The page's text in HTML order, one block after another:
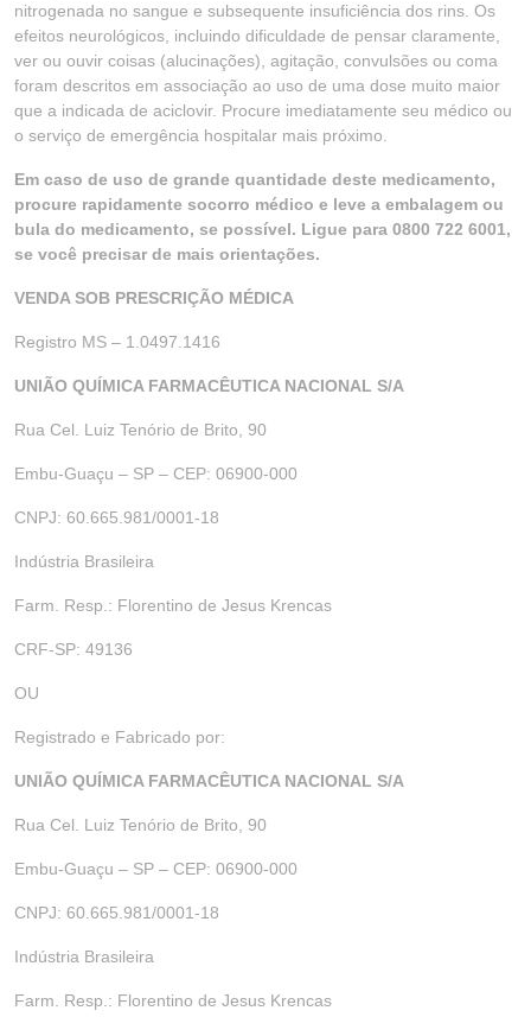
nitrogenada no sangue e subsequente insuficiência dos rins. Os
efeitos neurológicos, incluindo dificuldade de pensar claramente,
ver ou ouvir coisas (alucinações), agitação, convulsões ou coma
foram descritos em associação ao uso de uma dose muito maior
que a indicada de aciclovir. Procure imediatamente seu médico ou
o serviço de emergência hospitalar mais próximo.
Em caso de uso de grande quantidade deste medicamento,
procure rapidamente socorro médico e leve a embalagem ou
bula do medicamento, se possível. Ligue para 0800 722 6001,
se você precisar de mais orientações.
VENDA SOB PRESCRIÇÃO MÉDICA
Registro MS – 1.0497.1416
UNIÃO QUÍMICA FARMACÊUTICA NACIONAL S/A
Rua Cel. Luiz Tenório de Brito, 90
Embu-Guaçu – SP – CEP: 06900-000
CNPJ: 60.665.981/0001-18
Indústria Brasileira
Farm. Resp.: Florentino de Jesus Krencas
CRF-SP: 49136
OU
Registrado e Fabricado por:
UNIÃO QUÍMICA FARMACÊUTICA NACIONAL S/A
Rua Cel. Luiz Tenório de Brito, 90
Embu-Guaçu – SP – CEP: 06900-000
CNPJ: 60.665.981/0001-18
Indústria Brasileira
Farm. Resp.: Florentino de Jesus Krencas